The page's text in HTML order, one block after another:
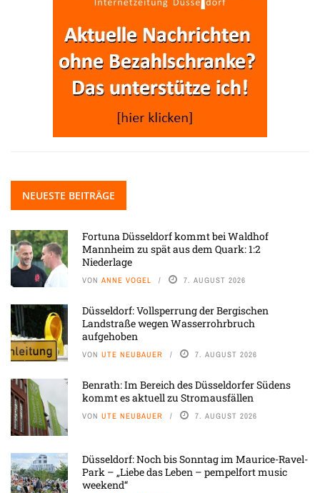
NEUESTE BEITRÄGE
Fortuna Düsseldorf kommt bei Waldhof
Mannheim zu spät aus dem Quark: 1:2
Niederlage
VON ANNE VOGEL 7. AUGUST 2026
Düsseldorf: Vollsperrung der Bergischen
Landstraße wegen Wasserrohrbruch
aufgehoben
VON UTE NEUBAUER 7. AUGUST 2026
Benrath: Im Bereich des Düsseldorfer Südens
kommt es aktuell zu Stromausfällen
VON UTE NEUBAUER 7. AUGUST 2026
Düsseldorf: Noch bis Sonntag im Maurice-Ravel-
Park – „Liebe das Leben – pempelfort music
weekend“